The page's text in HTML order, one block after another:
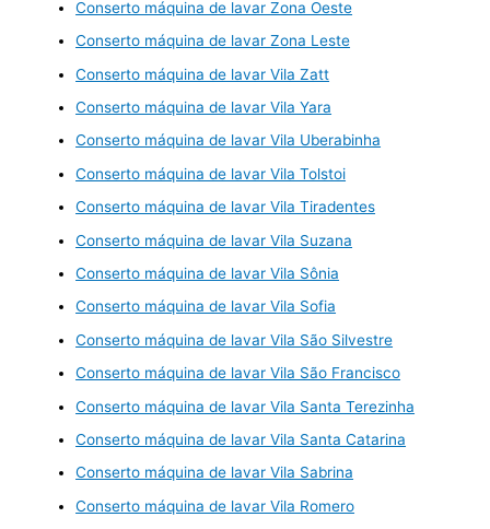
Conserto máquina de lavar Zona Oeste
Conserto máquina de lavar Zona Leste
Conserto máquina de lavar Vila Zatt
Conserto máquina de lavar Vila Yara
Conserto máquina de lavar Vila Uberabinha
Conserto máquina de lavar Vila Tolstoi
Conserto máquina de lavar Vila Tiradentes
Conserto máquina de lavar Vila Suzana
Conserto máquina de lavar Vila Sônia
Conserto máquina de lavar Vila Sofia
Conserto máquina de lavar Vila São Silvestre
Conserto máquina de lavar Vila São Francisco
Conserto máquina de lavar Vila Santa Terezinha
Conserto máquina de lavar Vila Santa Catarina
Conserto máquina de lavar Vila Sabrina
Conserto máquina de lavar Vila Romero